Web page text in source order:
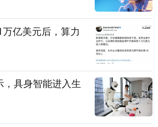
亿美元后，算力
具身智能进入生